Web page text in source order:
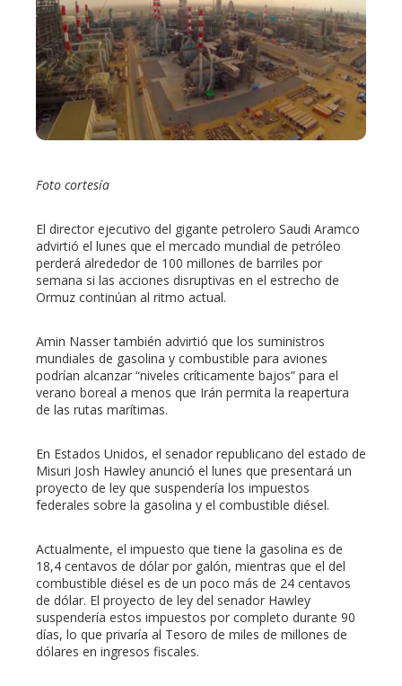
Foto cortesía
El director ejecutivo del gigante petrolero Saudi Aramco
advirtió el lunes que el mercado mundial de petróleo
perderá alrededor de 100 millones de barriles por
semana si las acciones disruptivas en el estrecho de
Ormuz continúan al ritmo actual.
Amin Nasser también advirtió que los suministros
mundiales de gasolina y combustible para aviones
podrían alcanzar “niveles críticamente bajos” para el
verano boreal a menos que Irán permita la reapertura
de las rutas marítimas.
En Estados Unidos, el senador republicano del estado de
Misuri Josh Hawley anunció el lunes que presentará un
proyecto de ley que suspendería los impuestos
federales sobre la gasolina y el combustible diésel.
Actualmente, el impuesto que tiene la gasolina es de
18,4 centavos de dólar por galón, mientras que el del
combustible diésel es de un poco más de 24 centavos
de dólar. El proyecto de ley del senador Hawley
suspendería estos impuestos por completo durante 90
días, lo que privaría al Tesoro de miles de millones de
dólares en ingresos fiscales.